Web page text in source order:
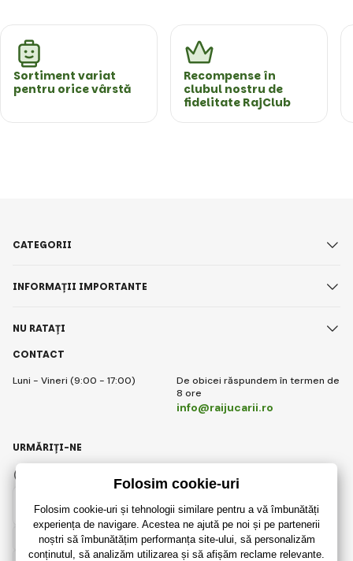
Sortiment variat
pentru orice vârstă
Recompense în
clubul nostru de
fidelitate RajClub
CONTACT
Luni - Vineri (9:00 - 17:00)
De obicei răspundem în termen de
8 ore
info@raijucarii.ro
CATEGORII
INFORMAȚII IMPORTANTE
NU RATAȚI
Romanian
URMĂRIȚI-NE
Instagram